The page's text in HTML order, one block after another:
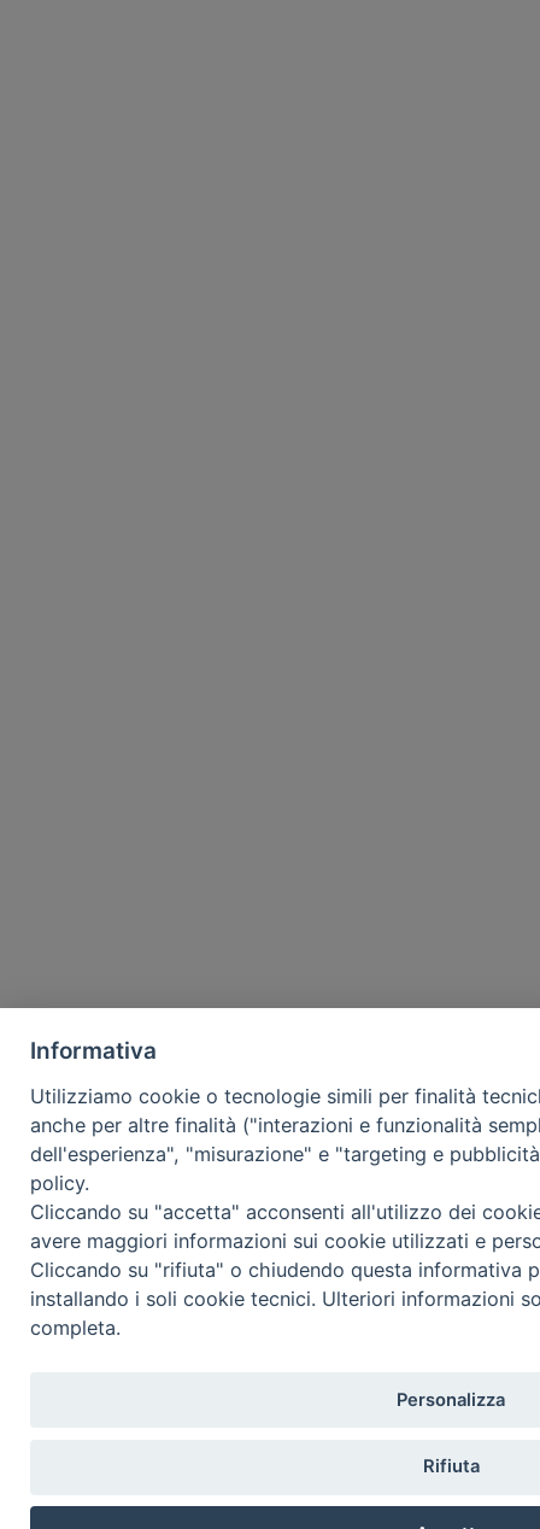
Informativa
Utilizziamo cookie o tecnologie simili per finalità
anche per altre finalità ("interazioni e funzionalità
dell'esperienza", "misurazione" e "targeting e
policy.
Cliccando su "accetta" acconsenti all'utilizzo dei
avere maggiori informazioni sui cookie utilizzati e
Cliccando su "rifiuta" o chiudendo questa informativa
installando i soli cookie tecnici. Ulteriori informazioni
completa.
Personalizza
Rifiuta